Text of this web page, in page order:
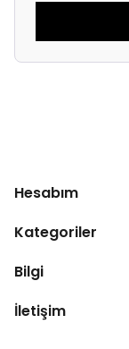
Hesabım
Kategoriler
Bilgi
İletişim